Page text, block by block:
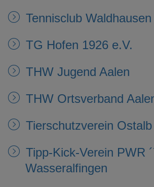
Tennisclub Waldhausen
TG Hofen 1926 e.V.
THW Jugend Aalen
THW Ortsverband
Tierschutzverein Ostalb
Tipp-Kick-Verein PWR
Wasseralfingen